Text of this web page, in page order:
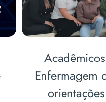
de
de
de